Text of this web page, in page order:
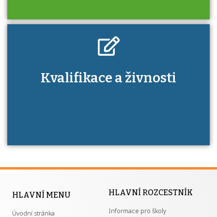
Kdo je to autorizovaná osoba a jaké výhody
má získání autorizace?
Kvalifikace a živnosti
HLAVNÍ MENU
Úvodní stránka
HLAVNÍ ROZCESTNÍK
Informace pro školy